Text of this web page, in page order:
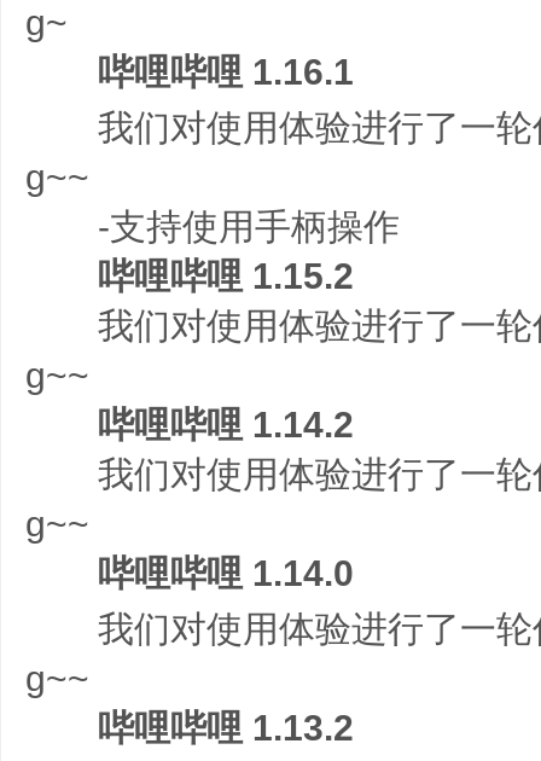
g~
哔哩哔哩 1.16.1
我们对使用体验进行了一轮
g~~
-支持使用手柄操作
哔哩哔哩 1.15.2
我们对使用体验进行了一轮
g~~
哔哩哔哩 1.14.2
我们对使用体验进行了一轮
g~~
哔哩哔哩 1.14.0
我们对使用体验进行了一轮
g~~
哔哩哔哩 1.13.2